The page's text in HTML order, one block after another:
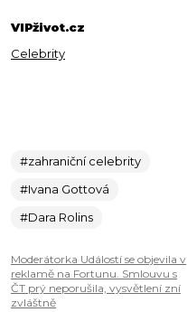
VIPživot.cz
Celebrity
#zahraniční celebrity
#Ivana Gottová
#Dara Rolins
Moderátorka Událostí se objevila v
reklamě na Fortunu. Smlouvu s
ČT prý neporušila, vysvětlení zní
zvláštně